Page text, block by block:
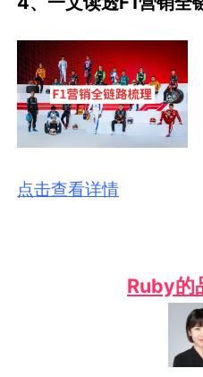
点击查看详情
Ruby的